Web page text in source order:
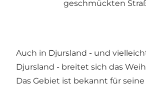
geschmückten
Auch in Djursland - und
Djursland - breitet sich das
Das Gebiet ist bekannt für